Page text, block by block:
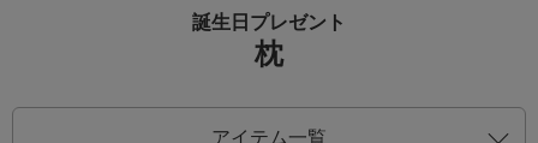
誕生日プレゼント
枕
アイテム一覧